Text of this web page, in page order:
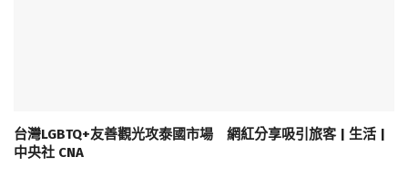
台灣LGBTQ+友善觀光攻泰國市場 網紅分享吸引旅客 | 生活 |
中央社 CNA